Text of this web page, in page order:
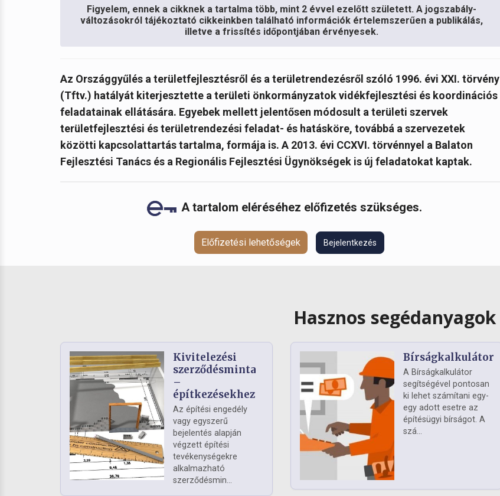
Figyelem, ennek a cikknek a tartalma több, mint 2 évvel ezelőtt született. A jogszabály-
változásokról tájékoztató cikkeinkben található információk értelemszerűen a publikálás,
illetve a frissítés időpontjában érvényesek.
Az Országgyűlés a területfejlesztésről és a területrendezésről szóló 1996. évi XXI. törvény
(Tftv.) hatályát kiterjesztette a területi önkormányzatok vidékfejlesztési és koordinációs
feladatainak ellátására. Egyebek mellett jelentősen módosult a területi szervek
területfejlesztési és területrendezési feladat- és hatásköre, továbbá a szervezetek
közötti kapcsolattartás tartalma, formája is. A 2013. évi CCXVI. törvénnyel a Balaton
Fejlesztési Tanács és a Regionális Fejlesztési Ügynökségek is új feladatokat kaptak.
A tartalom eléréséhez előfizetés szükséges.
Előfizetési lehetőségek Bejelentkezés
Hasznos segédanyagok
Kivitelezési
szerződésminta
–
építkezésekhez
Az építési engedély
vagy egyszerű
bejelentés alapján
végzett építési
tevékenységekre
alkalmazható
szerződésmin...
Bírságkalkulátor
A Bírságkalkulátor
segítségével pontosan
ki lehet számítani egy-
egy adott esetre az
építésügyi bírságot. A
szá...